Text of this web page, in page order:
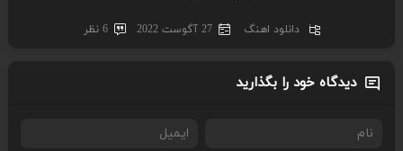
دانلود اهنگ 27 آگوست 2022 6 نظر
دیدگاه خود را بگذارید